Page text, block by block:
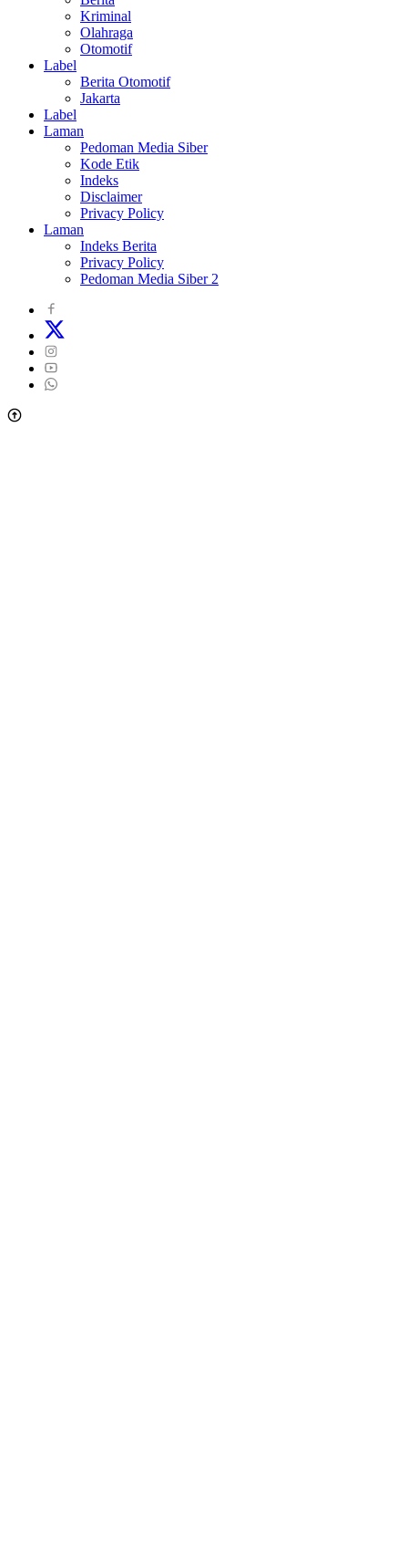
Kriminal
Olahraga
Otomotif
Label
Berita Otomotif
Jakarta
Label
Laman
Pedoman Media Siber
Kode Etik
Indeks
Disclaimer
Privacy Policy
Laman
Indeks Berita
Privacy Policy
Pedoman Media Siber 2